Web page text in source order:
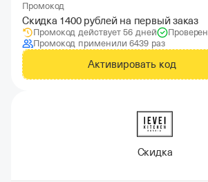
Промокод
Скидка 1400 рублей на первый заказ
Промокод действует 56 дней Проверен
Промокод применили 6439 раз
Активировать код
Скидка